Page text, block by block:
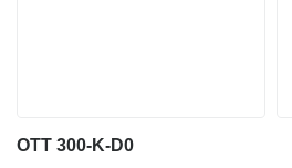
OTT 300-K-D0